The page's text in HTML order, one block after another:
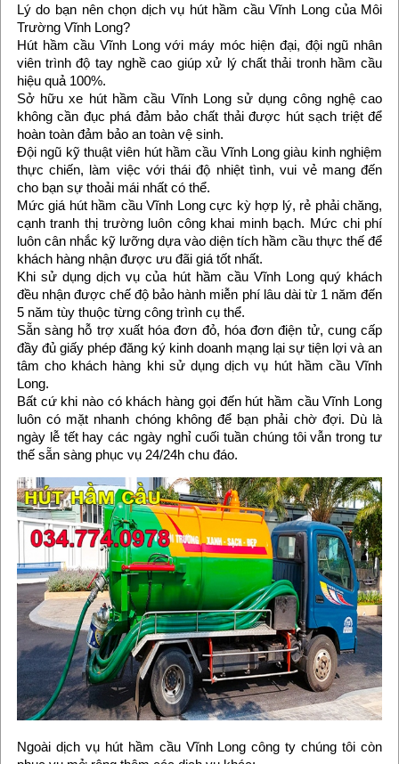
Lý do bạn nên chọn dịch vụ hút hầm cầu Vĩnh Long của Môi
Trường Vĩnh Long?
Hút hầm cầu Vĩnh Long với máy móc hiện đại, đội ngũ nhân
viên trình độ tay nghề cao giúp xử lý chất thải tronh hầm cầu
hiệu quả 100%.
Sở hữu xe hút hầm cầu Vĩnh Long sử dụng công nghệ cao
không cần đục phá đảm bảo chất thải được hút sạch triệt để
hoàn toàn đảm bảo an toàn vệ sinh.
Đội ngũ kỹ thuật viên hút hầm cầu Vĩnh Long giàu kinh nghiệm
thực chiến, làm việc với thái độ nhiệt tình, vui vẻ mang đến
cho bạn sự thoải mái nhất có thể.
Mức giá hút hầm cầu Vĩnh Long cực kỳ hợp lý, rẻ phải chăng,
cạnh tranh thị trường luôn công khai minh bạch. Mức chi phí
luôn cân nhắc kỹ lưỡng dựa vào diện tích hầm cầu thực thế để
khách hàng nhận được ưu đãi giá tốt nhất.
Khi sử dụng dịch vụ của hút hầm cầu Vĩnh Long quý khách
đều nhận được chế độ bảo hành miễn phí lâu dài từ 1 năm đến
5 năm tùy thuộc từng công trình cụ thể.
Sẵn sàng hỗ trợ xuất hóa đơn đỏ, hóa đơn điện tử, cung cấp
đầy đủ giấy phép đăng ký kinh doanh mạng lại sự tiện lợi và an
tâm cho khách hàng khi sử dụng dịch vụ hút hầm cầu Vĩnh
Long.
Bất cứ khi nào có khách hàng gọi đến hút hầm cầu Vĩnh Long
luôn có mặt nhanh chóng không để bạn phải chờ đợi. Dù là
ngày lễ tết hay các ngày nghỉ cuối tuần chúng tôi vẫn trong tư
thế sẵn sàng phục vụ 24/24h chu đáo.
Ngoài dịch vụ hút hầm cầu Vĩnh Long công ty chúng tôi còn